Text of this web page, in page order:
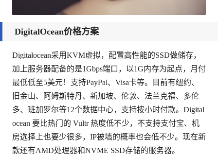
DigitalOcean价格方案
Digitalocean采用KVM虚拟，配置高性能的SSD做储存，
加上服务器配备的是1Gbps端口，以1G内存为起点，月付
最低低至5美元！支持PayPal、Visa卡等。目前有纽约、
旧金山、阿姆斯特丹、新加坡、伦敦、法兰克福、多伦
多、班加罗尔等12个数据中心，支持按小时付款。Digital
ocean 要比热门的 Vultr 热度低不少，不支持支付宝、机
房选择上也要少很多，IP被墙的概率也会低不少。现在新
款还有AMD处理器和NVME SSD存储的服务器。